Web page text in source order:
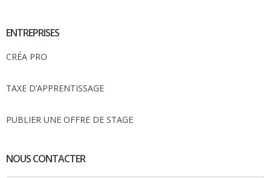
ENTREPRISES
CRÉA PRO
TAXE D’APPRENTISSAGE
PUBLIER UNE OFFRE DE STAGE
NOUS CONTACTER